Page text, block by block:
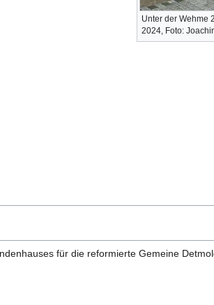
Unter der Wehme
2024, Foto:
für die reformierte Gemeine